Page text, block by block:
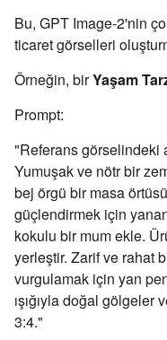
Bu, GPT Image-2'nin
ticaret görselleri
Örneğin, birYaşam
Prompt:
"Referans görselindeki
Yumuşak ve nötr bir
bej örgü bir masa
güçlendirmek için
kokulu bir mum ekle.
yerleştir. Zarif ve rahat
vurgulamak için yan
ışığıyla doğal gölgeler
3:4."